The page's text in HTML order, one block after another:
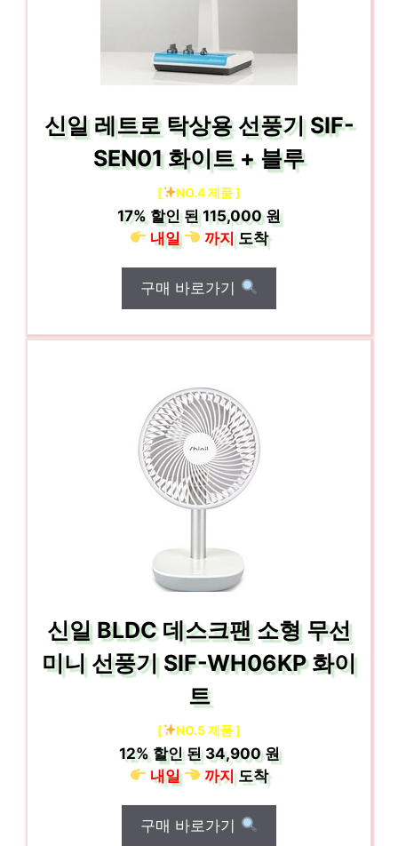
신일 레트로 탁상용 선풍기 SIF-
SEN01 화이트 + 블루
[ NO.4 제품 ]
17% 할인 된115,000 원
내일
까지도착
구매 바로가기
신일 BLDC 데스크팬 소형 무선
미니 선풍기 SIF-WH06KP 화이
트
[ NO.5 제품 ]
12%할인 된34,900 원
내일
까지도착
구매 바로가기